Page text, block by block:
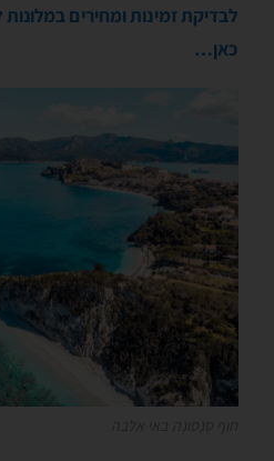
לבדיקת זמינות ומחירים במלונות
כאן…